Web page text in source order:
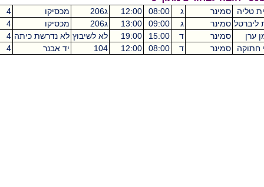
טליה סמינר 08:00
12:00 מכסיקו
סמינר 09:00
13:00 מכסיקו
סמינר 15:00
19:00 לא לשיבוץ לא נדרשת כיתה 4
סמינר 08:00
12:00
104 יד אבנר